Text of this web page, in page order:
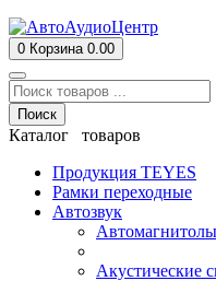
0 Корзина 0.00
Поиск
Каталог товаров
Продукция TEYES
Рамки переходные
Автозвук
Акустические